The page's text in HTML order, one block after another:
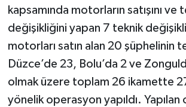
kapsamında motorların satışını ve
değişikliğini yapan 7 teknik
motorları satın alan 20 şüphelinin
Düzce’de 23, Bolu’da 2 ve
olmak üzere toplam 26 ikamette
yönelik operasyon yapıldı.